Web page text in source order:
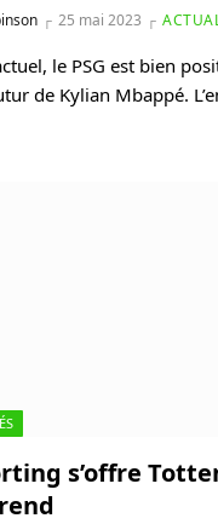
25 mai 2023
le PSG est bien
de Kylian Mbappé.
s’offre